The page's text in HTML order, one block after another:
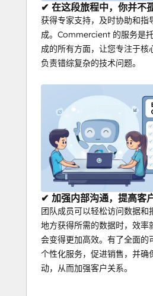
✔ 在这段旅程中，你并不孤
获得专家支持，及时协助和指
成。Commercient 的服务是
成的所有方面，让您专注于核
负责错综复杂的技术问题。
✔ 加强内部沟通，提高客
团队成员可以轻松访问数据和
地方获得所需的数据时，效率
会变得更加高效。有了全面的
个性化服务，促进销售，并确
动，从而加强客户关系。